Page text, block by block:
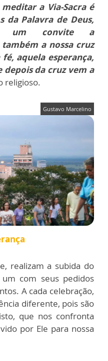
a Via-Sacra é
da Palavra de Deus,
um convite a
a nossa cruz
aquela esperança,
depois da cruz vem a
religioso.
Gustavo Marcelino
realizam a subida do
com seus pedidos
A cada celebração,
diferente, pois são
que nos confronta
por Ele para nossa